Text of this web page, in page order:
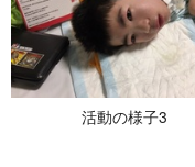
活動の様子3